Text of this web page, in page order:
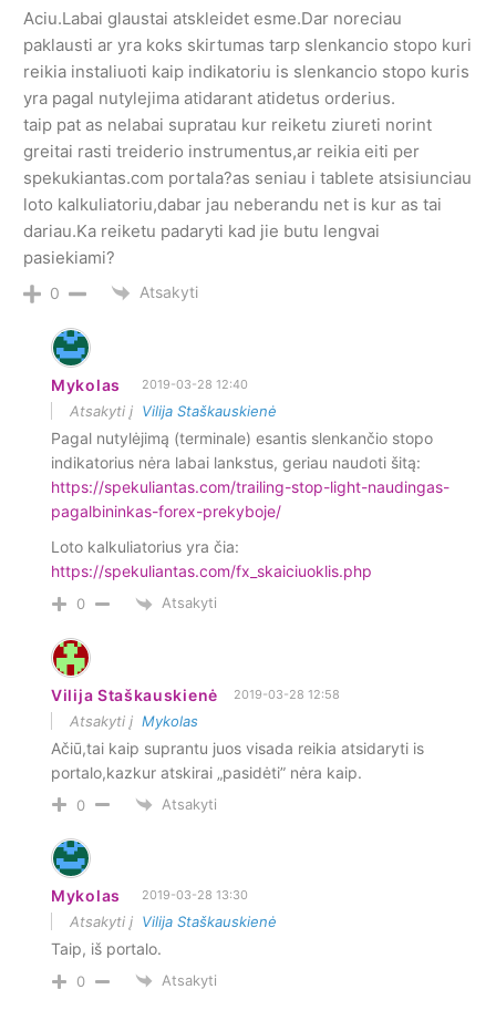
Aciu.Labai glaustai atskleidet esme.Dar noreciau
paklausti ar yra koks skirtumas tarp slenkancio stopo kuri
reikia instaliuoti kaip indikatoriu is slenkancio stopo kuris
yra pagal nutylejima atidarant atidetus orderius.
taip pat as nelabai supratau kur reiketu ziureti norint
greitai rasti treiderio instrumentus,ar reikia eiti per
spekukiantas.com portala?as seniau i tablete atsisiunciau
loto kalkuliatoriu,dabar jau neberandu net is kur as tai
dariau.Ka reiketu padaryti kad jie butu lengvai
pasiekiami?
0 Atsakyti
Mykolas 2019-03-28 12:40
Atsakyti į Vilija Staškauskienė
Pagal nutylėjimą (terminale) esantis slenkančio stopo
indikatorius nėra labai lankstus, geriau naudoti šitą:
https://spekuliantas.com/trailing-stop-light-naudingas-
pagalbininkas-forex-prekyboje/
Loto kalkuliatorius yra čia:
https://spekuliantas.com/fx_skaiciuoklis.php
0 Atsakyti
Vilija Staškauskienė 2019-03-28 12:58
Atsakyti į Mykolas
Ačiū,tai kaip suprantu juos visada reikia atsidaryti is
portalo,kazkur atskirai „pasidėti” nėra kaip.
0 Atsakyti
Mykolas 2019-03-28 13:30
Atsakyti į Vilija Staškauskienė
Taip, iš portalo.
0 Atsakyti